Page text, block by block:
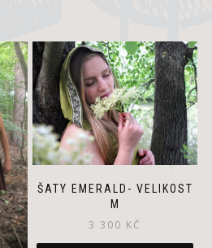
ŠATY EMERALD- VELIKOST
M
3 300 KČ